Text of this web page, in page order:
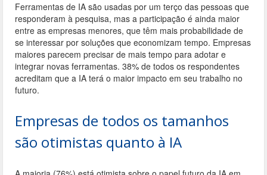
Ferramentas de IA são usadas por um terço das pessoas que
responderam à pesquisa, mas a participação é ainda maior
entre as empresas menores, que têm mais probabilidade de
se interessar por soluções que economizam tempo. Empresas
maiores parecem precisar de mais tempo para adotar e
integrar novas ferramentas. 38% de todos os respondentes
acreditam que a IA terá o maior impacto em seu trabalho no
futuro.
Empresas de todos os tamanhos
são otimistas quanto à IA